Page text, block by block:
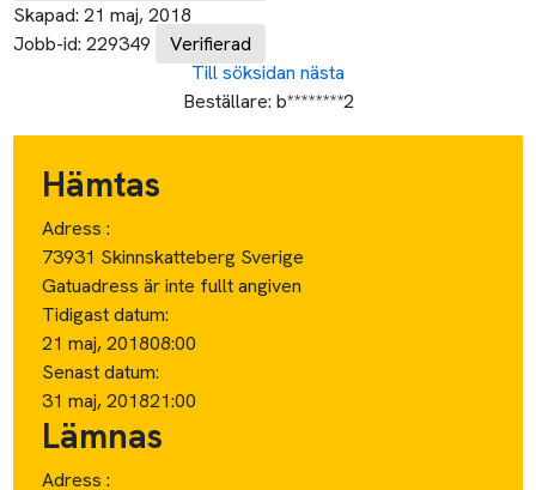
Skapad: 21 maj, 2018
Jobb-id: 229349 Verifierad
Till söksidan nästa
Beställare: b********2
Hämtas
Adress :
73931 Skinnskatteberg Sverige
Gatuadress är inte fullt angiven
Tidigast datum:
21 maj, 201808:00
Senast datum:
31 maj, 201821:00
Lämnas
Adress :